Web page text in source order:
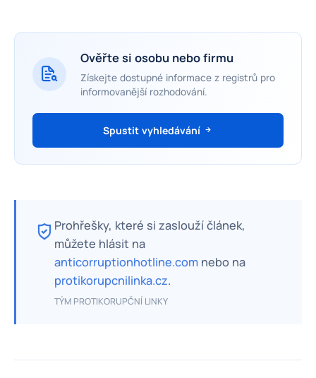
Ověřte si osobu nebo firmu
Získejte dostupné informace z registrů pro
informovanější rozhodování.
Spustit vyhledávání
Prohřešky, které si zaslouží článek,
můžete hlásit na
anticorruptionhotline.com nebo na
protikorupcnilinka.cz.
TÝM PROTIKORUPČNÍ LINKY